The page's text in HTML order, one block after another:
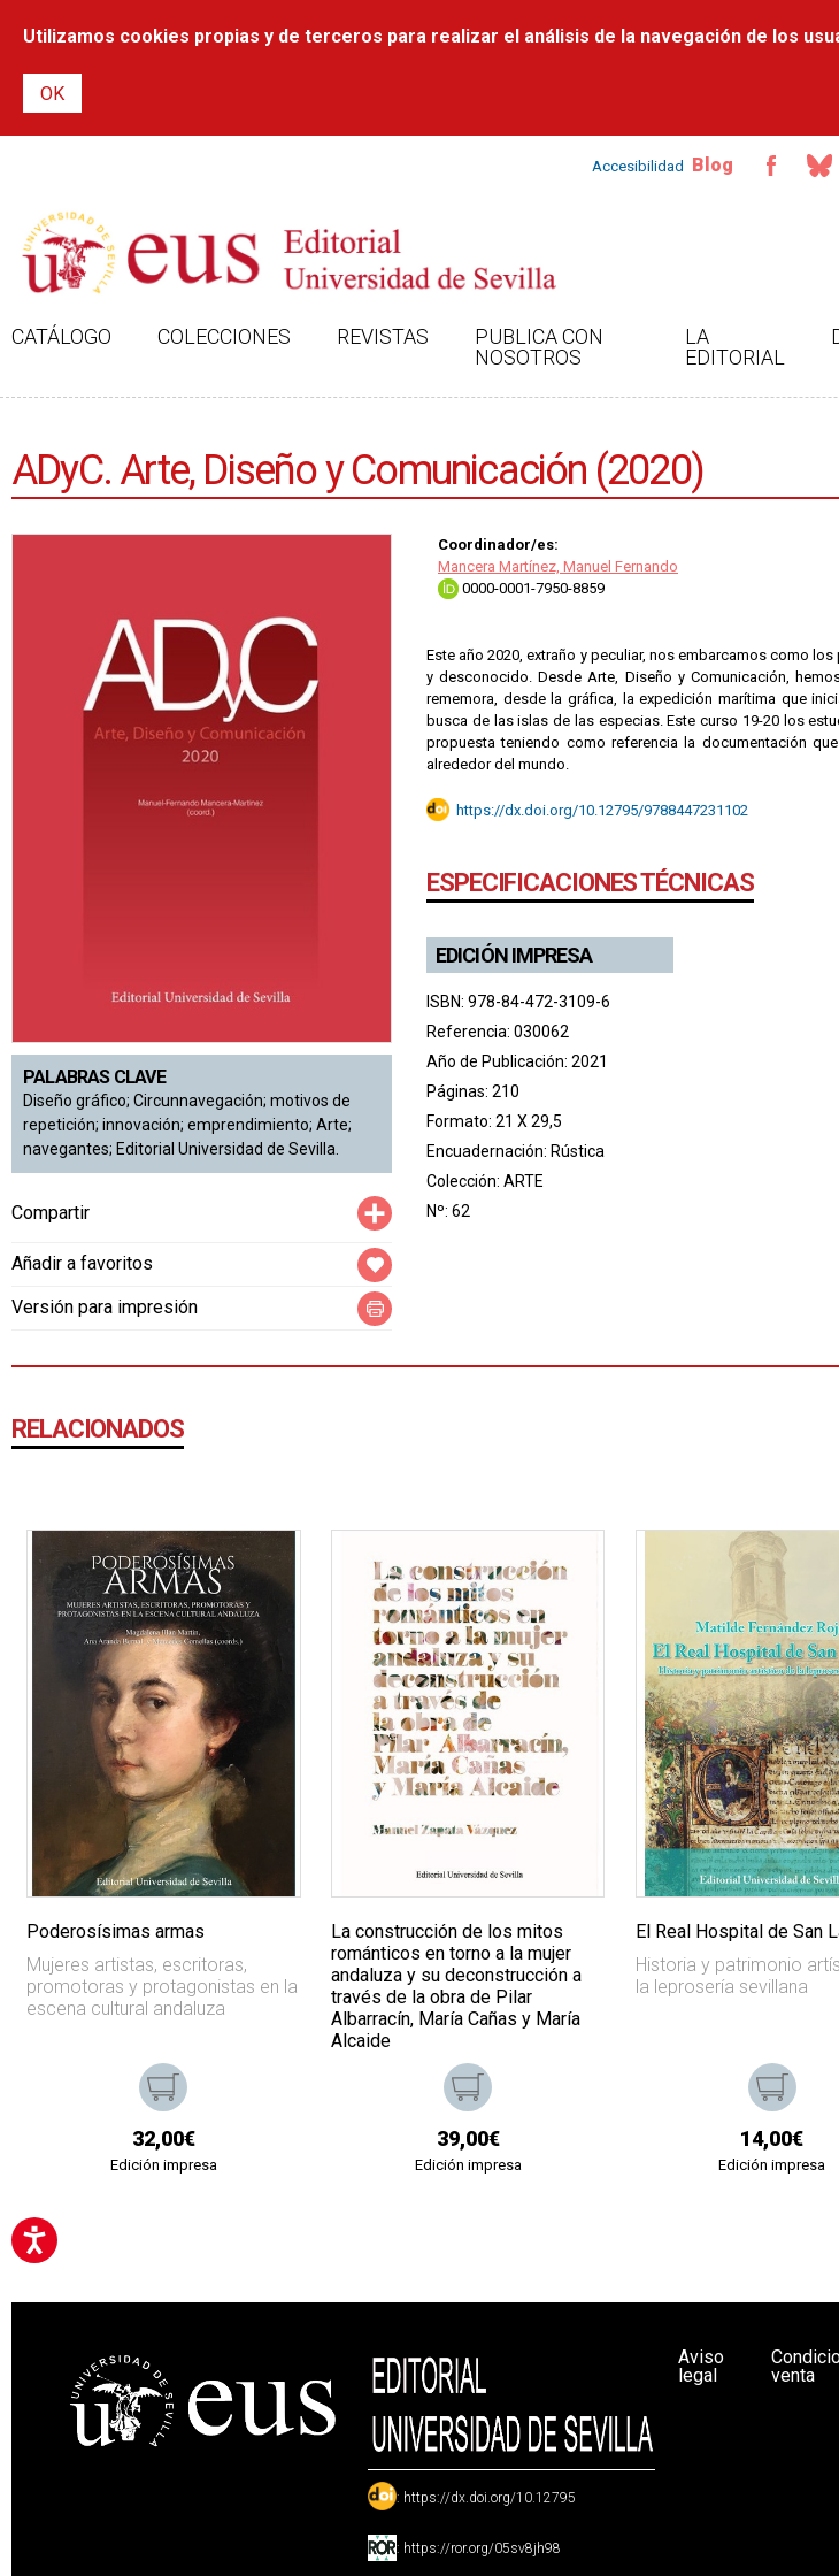
contenido
Utilizamos cookies propias y de terceros para realizar el análisis de la navegación de los
Accesibilidad Blog
CATÁLOGO COLECCIONES REVISTAS
PUBLICA CON
NOSOTROS
LA
EDITORIAL
ADyC. Arte, Diseño y Comunicación (2020)
PALABRAS CLAVE
Diseño gráfico; Circunnavegación; motivos de
repetición; innovación; emprendimiento; Arte;
navegantes; Editorial Universidad de Sevilla.
Compartir Compartir
Añadir a favoritos
Versión para impresión
Coordinador/es:
Mancera Martínez, Manuel Fernando
0000-0001-7950-8859
Este año 2020, extraño y peculiar, nos embarcamos como
y desconocido. Desde Arte, Diseño y Comunicación,
rememora, desde la gráfica, la expedición marítima que
busca de las islas de las especias. Este curso 19-20 los
propuesta teniendo como referencia la documentación
alrededor del mundo.
https://dx.doi.org/10.12795/9788447231102
ESPECIFICACIONES TÉCNICAS
EDICIÓN IMPRESA
ISBN: 978-84-472-3109-6
Referencia: 030062
Año de Publicación: 2021
Páginas: 210
Formato: 21 X 29,5
Encuadernación: Rústica
Colección: ARTE
Nº: 62
RELACIONADOS
Poderosísimas armas
Mujeres artistas, escritoras,
promotoras y protagonistas en la
escena cultural andaluza
32,00€
Edición impresa
La construcción de los mitos
románticos en torno a la mujer
andaluza y su deconstrucción a
través de la obra de Pilar
Albarracín, María Cañas y María
Alcaide
39,00€
Edición impresa
El Real Hospital de San
Historia y patrimonio
la leprosería sevillana
14,00€
Edición impresa
: https://dx.doi.org/10.12795
: https://ror.org/05sv8jh98
Aviso
legal
venta